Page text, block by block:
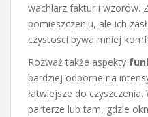
wachlarz faktur i wzorów.
pomieszczeniu, ale ich
czystości bywa mniej
Rozważ także aspekty
bardziej odporne na
łatwiejsze do
parterze lub tam, gdzie